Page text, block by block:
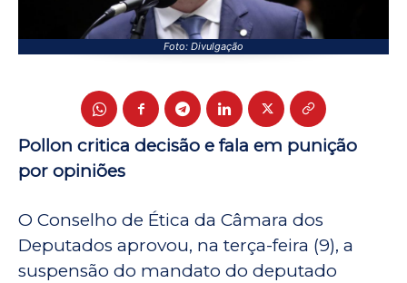
Foto: Divulgação
Pollon critica decisão e fala em punição
por opiniões
O Conselho de Ética da Câmara dos
Deputados aprovou, na terça-feira (9), a
suspensão do mandato do deputado